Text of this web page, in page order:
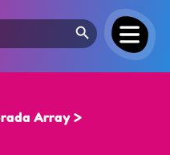
Search Button
Array >